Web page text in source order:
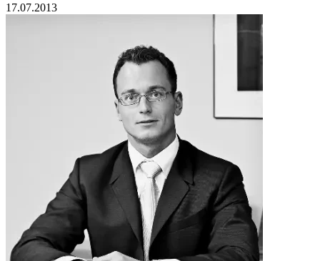
17.07.2013